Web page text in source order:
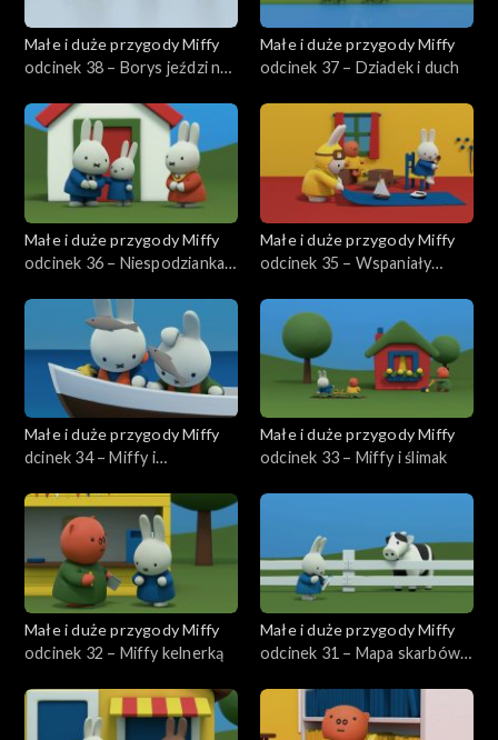
Małe i duże przygody Miffy
odcinek 38 – Borys jeździ na
Małe i duże przygody Miffy
odcinek 37 – Dziadek i duch
Małe i duże przygody Miffy
odcinek 36 – Niespodzianka
Małe i duże przygody Miffy
odcinek 35 – Wspaniały
Małe i duże przygody Miffy
dcinek 34 – Miffy i
Małe i duże przygody Miffy
odcinek 33 – Miffy i ślimak
Małe i duże przygody Miffy
odcinek 32 – Miffy kelnerką
Małe i duże przygody Miffy
odcinek 31 – Mapa skarbów